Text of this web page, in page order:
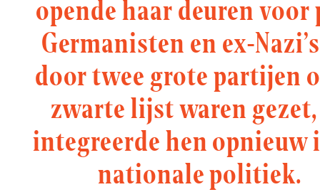
opende haar deuren voor
Germanisten en ex-
door twee grote partijen
zwarte lijst waren
integreerde hen opnieuw
nationale politiek.